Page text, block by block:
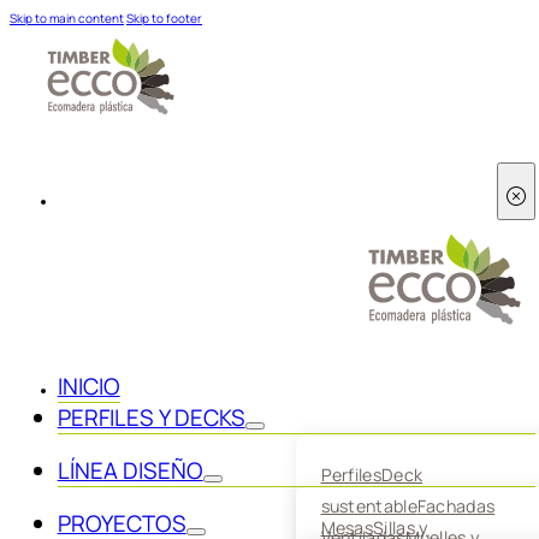
Skip to main contentSkip to footer
INICIO
PERFILES Y DECKS
PerfilesDeck
sustentableFachadas
LÍNEA DISEÑO
MesasSillas y
PROYECTOS